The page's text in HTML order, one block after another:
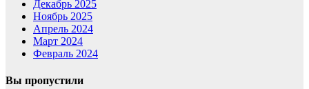
Декабрь 2025
Ноябрь 2025
Апрель 2024
Март 2024
Февраль 2024
Вы пропустили